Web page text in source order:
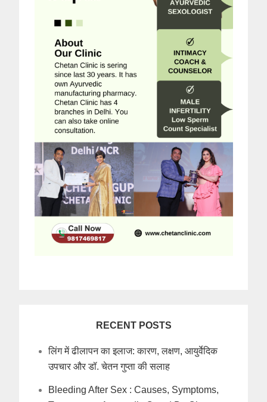
RECENT POSTS
लिंग में ढीलापन का इलाज: कारण, लक्षण, आयुर्वेदिक
उपचार और डॉ. चेतन गुप्ता की सलाह
Bleeding After Sex : Causes, Symptoms,